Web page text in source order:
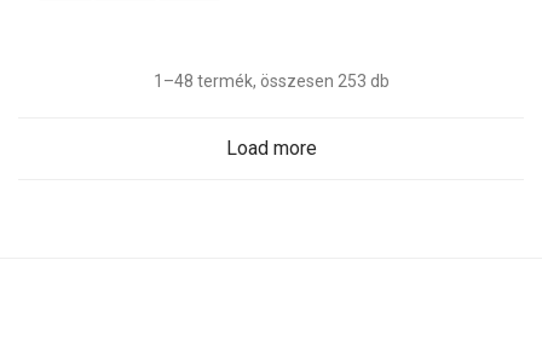
1–48 termék, összesen 253 db
Load more